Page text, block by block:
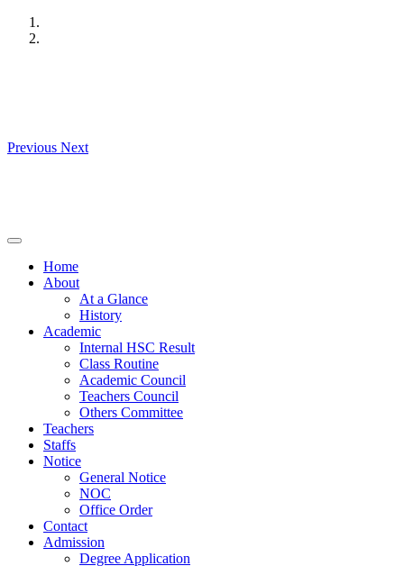
Skip
Previous Next
Home
About
At a Glance
History
Academic
Internal HSC Result
Class Routine
Academic Council
Teachers Council
Others Committee
Teachers
Staffs
Notice
General Notice
NOC
Office Order
Contact
Admission
Degree Application